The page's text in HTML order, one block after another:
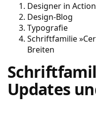
Designer in Action
Design-Blog
Typografie
Schriftfamilie
Breiten
Updates